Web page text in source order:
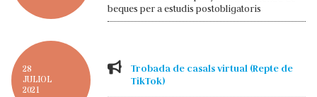
beques per a estudis postobligatoris
28
JULIOL
2021
Trobada de casals virtual (Repte de
TikTok)